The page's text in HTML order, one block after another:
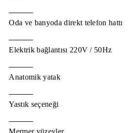
Oda ve banyoda direkt telefon hattı
Elektrik bağlantısı 220V / 50Hz
Anatomik yatak
Yastık seçeneği
Mermer yüzeyler